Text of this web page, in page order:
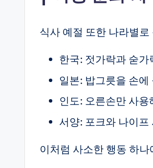
식사 예절 또한 나라별
한국: 젓가락과 숟
일본: 밥그릇을 손에
인도: 오른손만 사용
서양: 포크와 나이프
이처럼 사소한 행동 하